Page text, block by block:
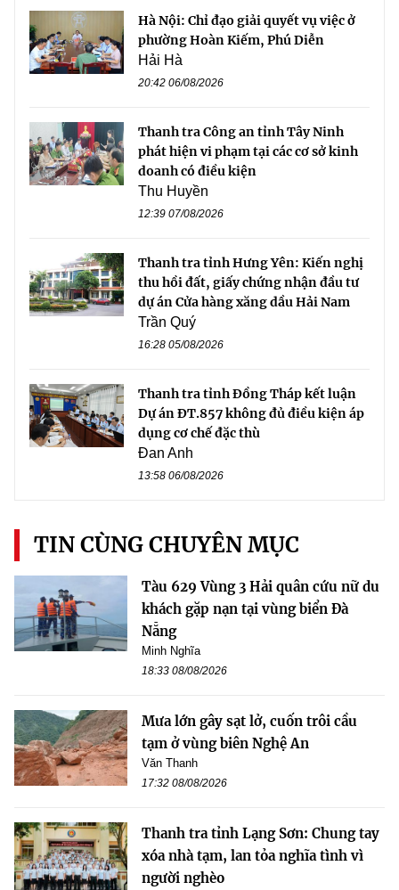
Hà Nội: Chỉ đạo giải quyết vụ việc ở
phường Hoàn Kiếm, Phú Diễn
Hải Hà
20:42 06/08/2026
Thanh tra Công an tỉnh Tây Ninh
phát hiện vi phạm tại các cơ sở kinh
doanh có điều kiện
Thu Huyền
12:39 07/08/2026
Thanh tra tỉnh Hưng Yên: Kiến nghị
thu hồi đất, giấy chứng nhận đầu tư
dự án Cửa hàng xăng dầu Hải Nam
Trần Quý
16:28 05/08/2026
Thanh tra tỉnh Đồng Tháp kết luận
Dự án ĐT.857 không đủ điều kiện áp
dụng cơ chế đặc thù
Đan Anh
13:58 06/08/2026
TIN CÙNG CHUYÊN MỤC
Tàu 629 Vùng 3 Hải quân cứu nữ du
khách gặp nạn tại vùng biển Đà
Nẵng
Minh Nghĩa
18:33 08/08/2026
Mưa lớn gây sạt lở, cuốn trôi cầu
tạm ở vùng biên Nghệ An
Văn Thanh
17:32 08/08/2026
Thanh tra tỉnh Lạng Sơn: Chung tay
xóa nhà tạm, lan tỏa nghĩa tình vì
người nghèo